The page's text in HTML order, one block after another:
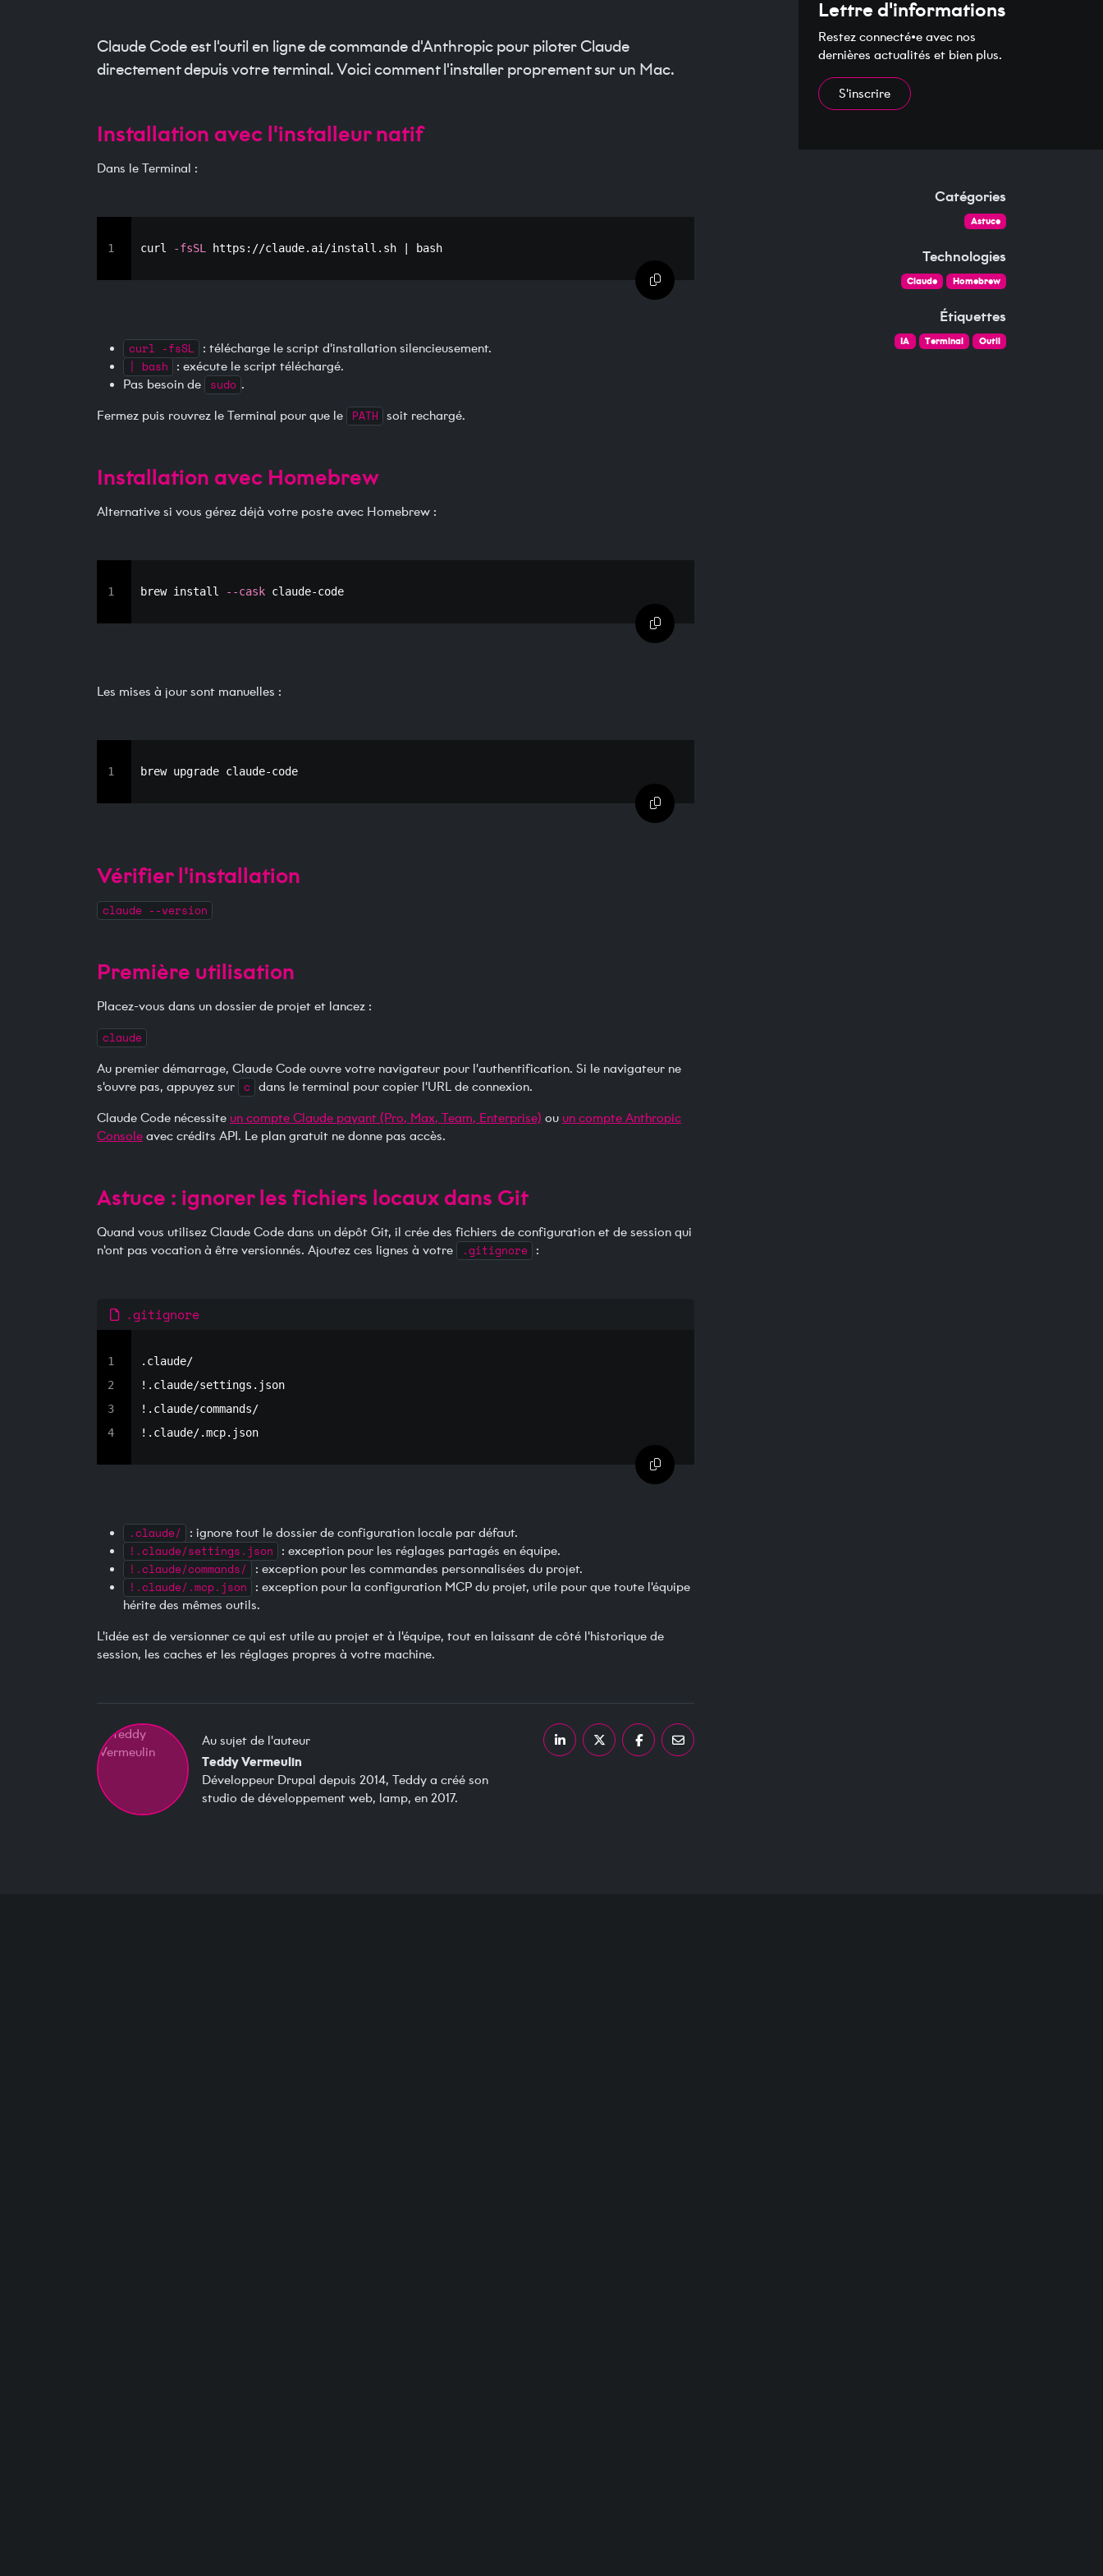
Claude Code est l'outil en ligne de commande d'Anthropic pour piloter Claude
directement depuis votre terminal. Voici comment l'installer proprement sur un Mac.
Installation avec l'installeur natif
Dans le Terminal :
1 curl -fsSL https://claude.ai/install.sh | bash
Copier dans le presse-papier
curl -fsSL : télécharge le script d'installation silencieusement.
| bash
: exécute le script téléchargé.
Pas besoin de
sudo .
Fermez puis rouvrez le Terminal pour que le PATH soit rechargé.
Installation avec Homebrew
Alternative si vous gérez déjà votre poste avec Homebrew :
1 brew install --cask claude-code
Copier dans le presse-papier
Les mises à jour sont manuelles :
1 brew upgrade claude-code
Copier dans le presse-papier
Vérifier l'installation
claude --version
Première utilisation
Placez-vous dans un dossier de projet et lancez :
claude
Au premier démarrage, Claude Code ouvre votre navigateur pour l'authentification. Si le navigateur ne
s'ouvre pas, appuyez sur
c dans le terminal pour copier l'URL de connexion.
Claude Code nécessite un compte Claude payant (Pro, Max, Team, Enterprise) ou un compte Anthropic
Console avec crédits API. Le plan gratuit ne donne pas accès.
Astuce : ignorer les fichiers locaux dans Git
Quand vous utilisez Claude Code dans un dépôt Git, il crée des fichiers de configuration et de session qui
n'ont pas vocation à être versionnés. Ajoutez ces lignes à votre
.gitignore :
.gitignore
1
.claude/
2
!.claude/settings.json
3
!.claude/commands/
4
!.claude/.mcp.json
Copier dans le presse-papier
.claude/ : ignore tout le dossier de configuration locale par défaut.
!.claude/settings.json : exception pour les réglages partagés en équipe.
!.claude/commands/ : exception pour les commandes personnalisées du projet.
!.claude/.mcp.json
: exception pour la configuration MCP du projet, utile pour que toute l'équipe
hérite des mêmes outils.
L'idée est de versionner ce qui est utile au projet et à l'équipe, tout en laissant de côté l'historique de
session, les caches et les réglages propres à votre machine.
Lettre d'informations
Restez connecté•e avec nos
dernières actualités et bien plus.
S'inscrire
Catégories
Astuce
Technologies
Claude Homebrew
Étiquettes
IA Terminal Outil
Au sujet de l'auteur
Teddy Vermeulin
Développeur Drupal depuis 2014, Teddy a créé son
studio de développement web, lamp, en 2017.
Partager sur LinkedIn
Partager sur X
Partager sur Facebook
Partager par courriel